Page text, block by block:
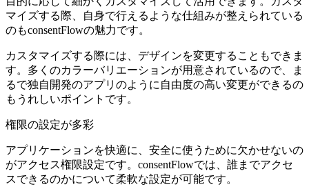
マイズする際、自身で行えるような仕組みが整えられている
のもconsentFlowの魅力です。
カスタマイズする際には、デザインを変更することもできま
す。多くのカラーバリエーションが用意されているので、ま
るで独自開発のアプリのように自由度の高い変更ができるの
もうれしいポイントです。
権限の設定が多彩
アプリケーションを快適に、安全に使うために欠かせないの
がアクセス権限設定です。consentFlowでは、誰までアクセ
スできるのかについて柔軟な設定が可能です。